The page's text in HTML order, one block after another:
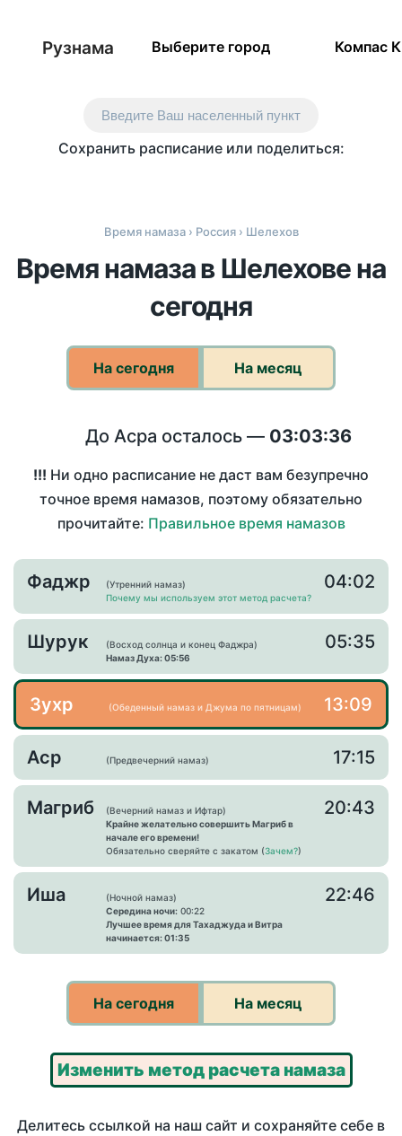
Рузнама Выберите город Компас
Введите Ваш населенный пункт
Сохранить расписание или поделиться:
Время намаза› Россия› Шелехов
Время намаза в Шелехове на
сегодня
На сегодня На месяц
До Асра осталось — 03:03:36
!!! Ни одно расписание не даст вам безупречно
точное время намазов, поэтому обязательно
прочитайте: Правильное время намазов
Фаджр
(Утренний намаз)
Почему мы используем этот метод расчета?
04:02
Шурук
(Восход солнца и конец Фаджра)
Намаз Духа: 05:56
05:35
Зухр (Обеденный намаз и Джума по пятницам) 13:09
Аср (Предвечерний намаз) 17:15
Магриб
(Вечерний намаз и Ифтар)
Крайне желательно совершить Магриб в
начале его времени!
Обязательно сверяйте с закатом (Зачем?)
20:43
Иша
(Ночной намаз)
Середина ночи: 00:22
Лучшее время для Тахаджуда и Витра
начинается: 01:35
22:46
На сегодня На месяц
Изменить метод расчета намаза
Делитесь ссылкой на наш сайт и сохраняйте себе в